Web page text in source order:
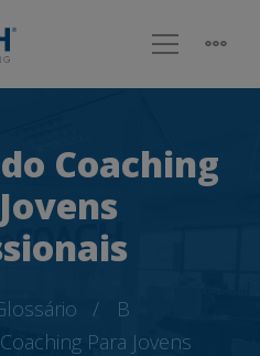
Coaching
B
Para Jovens